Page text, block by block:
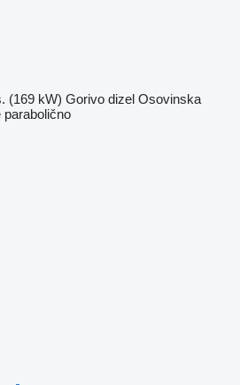
(169 kW) Gorivo dizel Osovinska
parabolično